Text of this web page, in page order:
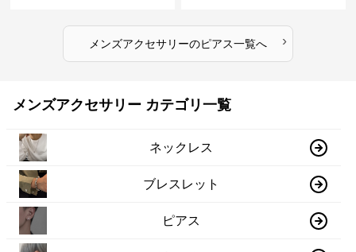
メンズアクセサリーのピアス一覧へ ›
メンズアクセサリー カテゴリ一覧
ネックレス
ブレスレット
ピアス